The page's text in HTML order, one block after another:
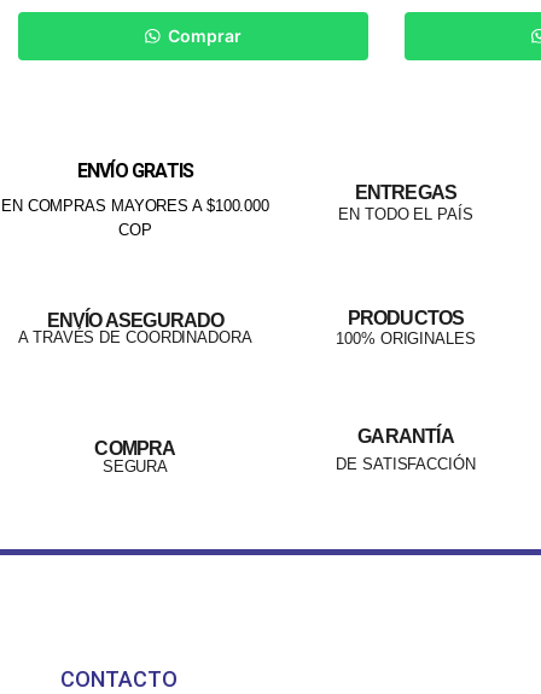
Comprar
ENVÍO GRATIS
EN COMPRAS MAYORES A $100.000
COP
ENTREGAS
EN TODO EL PAÍS
ENVÍO ASEGURADO
A TRAVÉS DE COORDINADORA
PRODUCTOS
100% ORIGINALES
COMPRA
SEGURA
GARANTÍA
DE SATISFACCIÓN
CONTACTO